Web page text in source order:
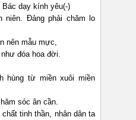
dạy kính yêu(-)
niên. Đảng phải chăm lo
nên mẫu mực,
đóa hoa đời.
hùng từ miền xuôi miền
sóc ân cần.
tinh thần, nhân dân ta